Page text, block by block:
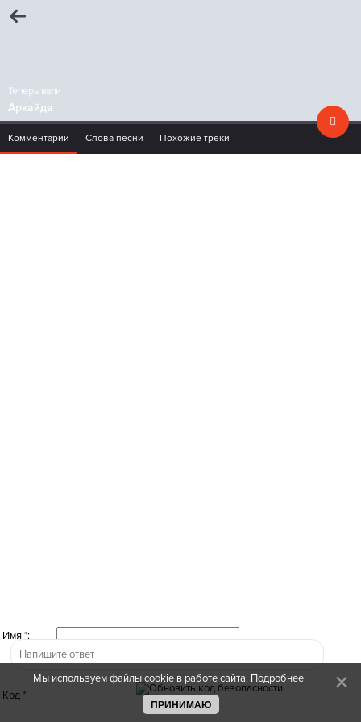
Теперь вали
Аркайда
Комментарии Слова песни Похожие треки
Имя *:
Код *:
Мы используем файлы cookie в работе сайта. Подробнее
ПРИНИМАЮ